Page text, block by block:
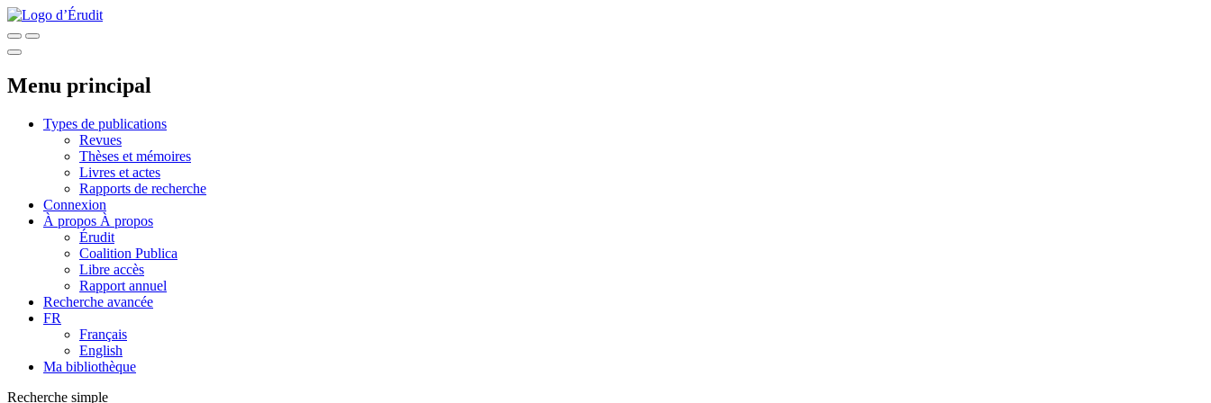
Menu principal
Types de publications
Revues
Thèses et mémoires
Livres et actes
Rapports de recherche
Connexion
À propos À propos
Érudit
Coalition Publica
Libre accès
Rapport annuel
Recherche avancée
FR
Français
English
Ma bibliothèque
Recherche simple